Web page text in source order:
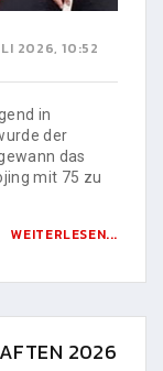
2026, 10:52
in
der
das
mit 75 zu
WEITERLESEN...
2026